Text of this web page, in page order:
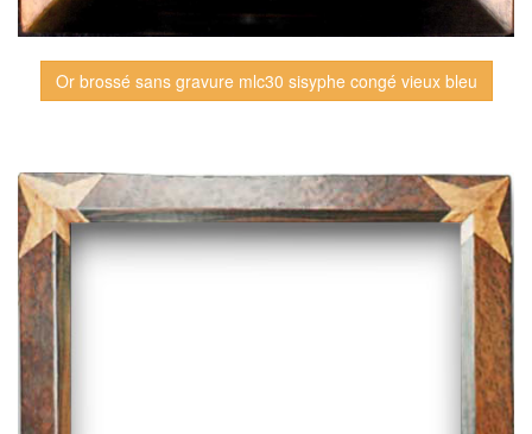
Or brossé sans gravure mlc30 sisyphe congé vieux bleu